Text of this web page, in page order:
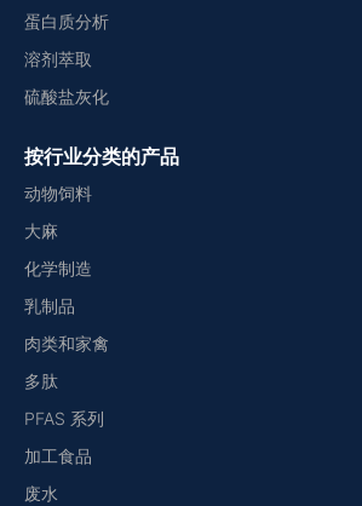
蛋白质分析
溶剂萃取
硫酸盐灰化
按行业分类的产品
动物饲料
大麻
化学制造
乳制品
肉类和家禽
多肽
PFAS 系列
加工食品
废水